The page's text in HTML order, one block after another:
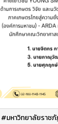
#มหาวิทยาลัยราช